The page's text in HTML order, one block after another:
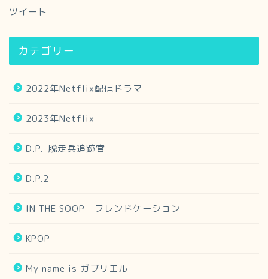
ツイート
カテゴリー
2022年Netflix配信ドラマ
2023年Netflix
D.P.-脱走兵追跡官-
D.P.2
IN THE SOOP フレンドケーション
KPOP
My name is ガブリエル